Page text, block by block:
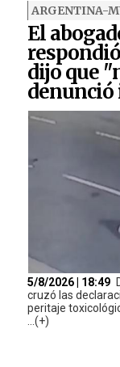
ARGENTINA-
El
dijo que
5/8/2026 | 18:49
cruzó las
peritaje
...(+)